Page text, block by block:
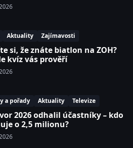
Aktuality Zajímavosti
si, že znáte biatlon na ZOH?
kvíz vás prověří
a pořady Aktuality Televize
2026 odhalil účastníky – kdo
o 2,5 milionu?